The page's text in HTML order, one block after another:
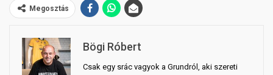
Megosztás
Bögi Róbert
Csak egy srác vagyok a Grundról, aki szereti